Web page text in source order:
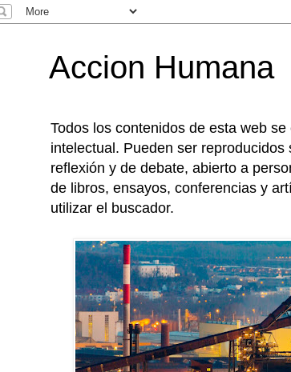
Accion Humana
Todos los contenidos de esta web
intelectual. Pueden ser
reflexión y de debate, abierto a
de libros, ensayos, conferencias y
utilizar el buscador.